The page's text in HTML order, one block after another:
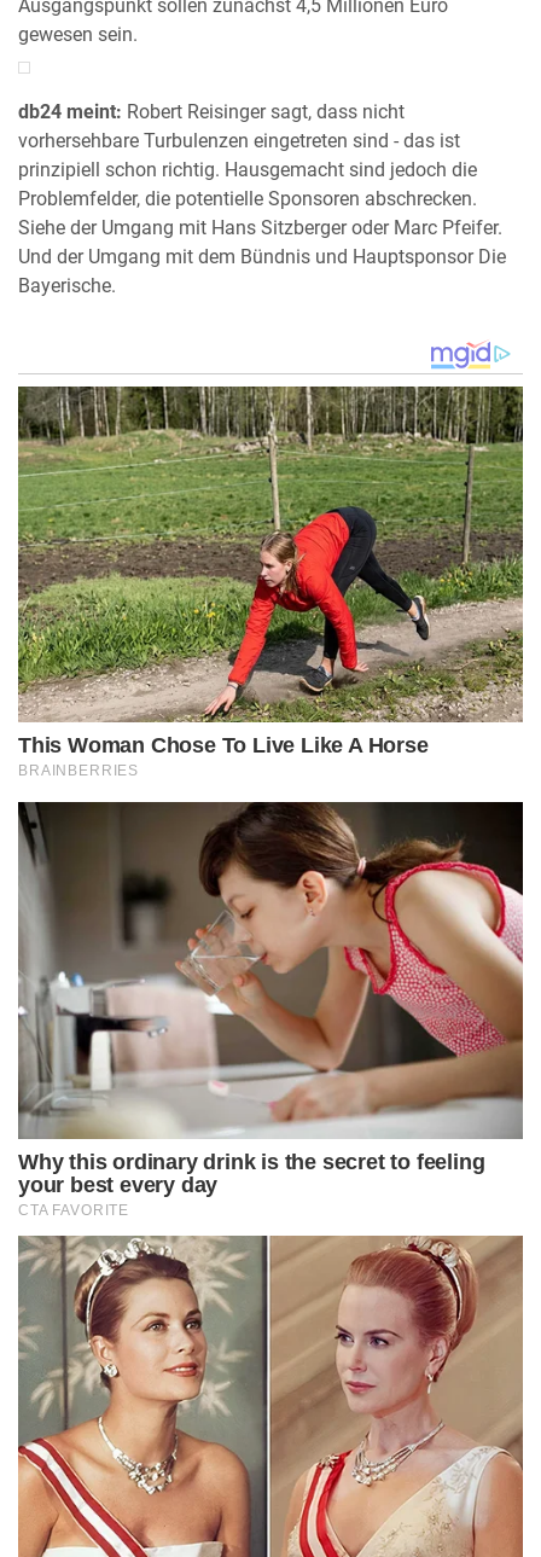
Ausgangspunkt sollen zunächst 4,5 Millionen Euro
gewesen sein.
db24 meint: Robert Reisinger sagt, dass nicht
vorhersehbare Turbulenzen eingetreten sind - das ist
prinzipiell schon richtig. Hausgemacht sind jedoch die
Problemfelder, die potentielle Sponsoren abschrecken.
Siehe der Umgang mit Hans Sitzberger oder Marc Pfeifer.
Und der Umgang mit dem Bündnis und Hauptsponsor Die
Bayerische.